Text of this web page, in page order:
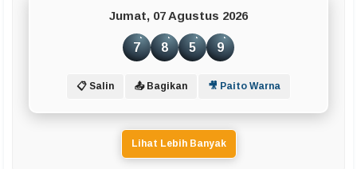
Jumat, 07 Agustus 2026
7 8 5 9
📋 Salin 📤 Bagikan 🎥 Paito Warna
Lihat Lebih Banyak